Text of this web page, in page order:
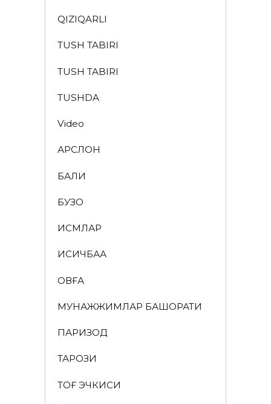
QIZIQARLI
TUSH TABIRI
TUSH TABIRI
TUSHDA
Video
АРСЛОН
БАЛИҚ
БУЗОҚ
ИСМЛАР
ҚИСҚИЧБАҚА
ҚОВҒА
МУНАЖЖИМЛАР БАШОРАТИ
ПАРИЗОД
ТАРОЗИ
ТОҒ ЭЧКИСИ